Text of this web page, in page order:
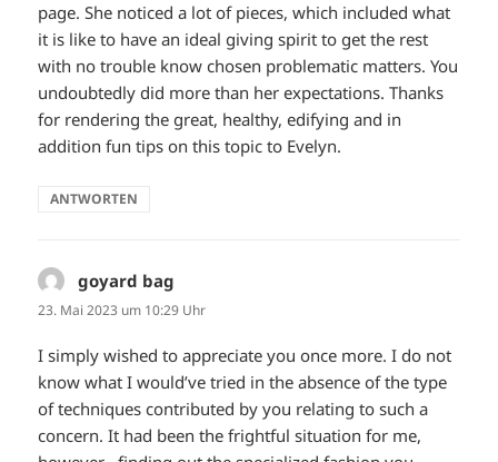
page. She noticed a lot of pieces, which included what
it is like to have an ideal giving spirit to get the rest
with no trouble know chosen problematic matters. You
undoubtedly did more than her expectations. Thanks
for rendering the great, healthy, edifying and in
addition fun tips on this topic to Evelyn.
ANTWORTEN
goyard bag
23. Mai 2023 um 10:29 Uhr
I simply wished to appreciate you once more. I do not
know what I would’ve tried in the absence of the type
of techniques contributed by you relating to such a
concern. It had been the frightful situation for me,